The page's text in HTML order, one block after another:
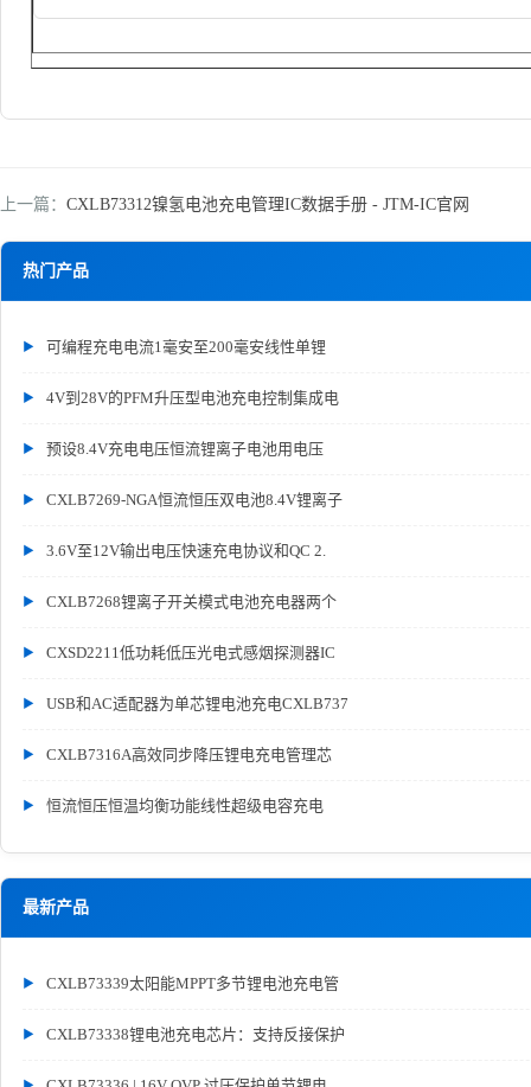
热门产品
可编程充电电流1毫安至200毫安线性单锂
4V到28V的PFM升压型电池充电控制集成电
预设8.4V充电电压恒流锂离子电池用电压
CXLB7269-NGA恒流恒压双电池8.4V锂离子
3.6V至12V输出电压快速充电协议和QC 2.
CXLB7268锂离子开关模式电池充电器两个
CXSD2211低功耗低压光电式感烟探测器IC
USB和AC适配器为单芯锂电池充电CXLB737
CXLB7316A高效同步降压锂电充电管理芯
恒流恒压恒温均衡功能线性超级电容充电
最新产品
CXLB73339太阳能MPPT多节锂电池充电管
CXLB73338锂电池充电芯片：支持反接保护
上一篇： CXLB73312镍氢电池充电管理IC数据手册 - JTM-IC官网